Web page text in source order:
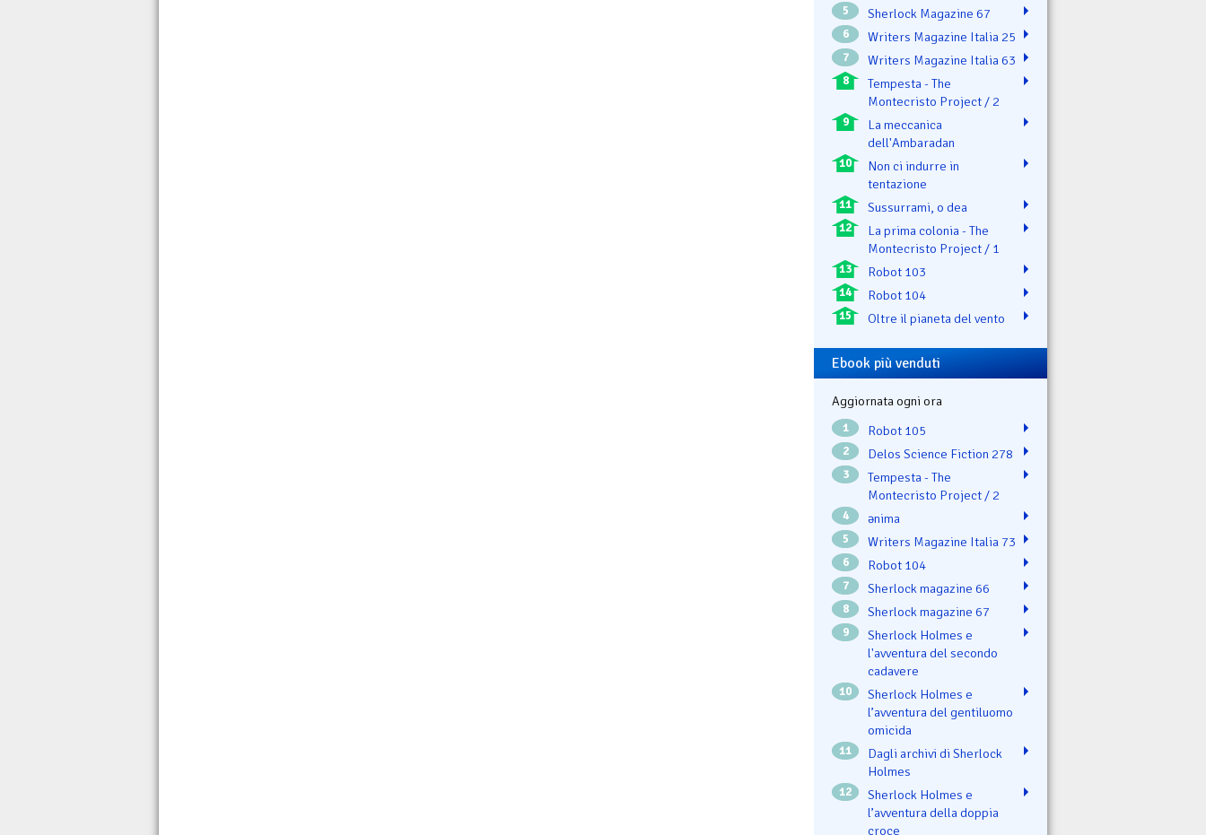
5 Sherlock Magazine 67
6 Writers Magazine Italia 25
7 Writers Magazine Italia 63
8
Tempesta - The
Montecristo Project / 2
9
La meccanica
dell'Ambaradan
10
Non ci indurre in
tentazione
11 Sussurrami, o dea
12
La prima colonia - The
Montecristo Project / 1
13 Robot 103
14 Robot 104
15 Oltre il pianeta del vento
Ebook più venduti
Aggiornata ogni ora
1 Robot 105
2 Delos Science Fiction 278
3
Tempesta - The
Montecristo Project / 2
4 ənima
5 Writers Magazine Italia 73
6 Robot 104
7 Sherlock magazine 66
8 Sherlock magazine 67
9
Sherlock Holmes e
l'avventura del secondo
cadavere
10
Sherlock Holmes e
l’avventura del gentiluomo
omicida
11
Dagli archivi di Sherlock
Holmes
12
Sherlock Holmes e
l’avventura della doppia
croce